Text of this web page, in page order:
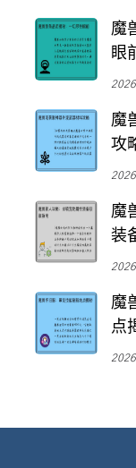
魔
眼
魔
攻
魔
装
魔
点